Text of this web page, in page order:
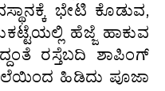
ಭೇಟಿ ಕೊಡುವ,
ಹೆಜ್ಜೆ ಹಾಕುವ
ರಸ್ತೆಬದಿ ಶಾಪಿಂಗ್
ಹಿಡಿದು ಪೂಜಾ